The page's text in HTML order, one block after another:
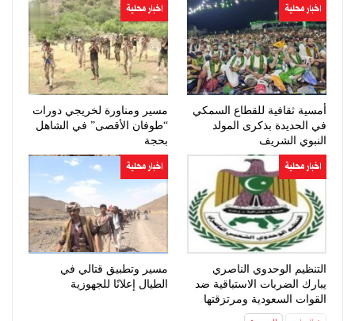
اخبار محلية
أمسية ثقافية للقطاع السمكي
في الحديدة بذكرى المولد
النبوي الشريف
اخبار محلية
مسير ومناورة لخريجي دورات
“طوفان الأقصى” في الشاهل
بحجة
اخبار محلية
التنظيم الوحدوي الناصري
يبارك الضربات الاستباقية ضد
القوات السعودية ومرتزقتها
اخبار محلية
مسير وتطبيق قتالي في
الطيال إعلانًا للجهوزية